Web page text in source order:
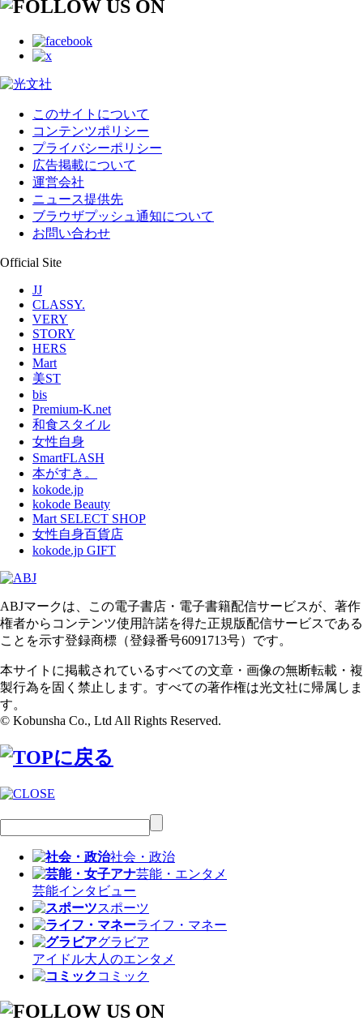
このサイトについて
コンテンツポリシー
プライバシーポリシー
広告掲載について
運営会社
ニュース提供先
ブラウザプッシュ通知について
お問い合わせ
Official Site
JJ
CLASSY.
VERY
STORY
HERS
Mart
美ST
bis
Premium-K.net
和食スタイル
女性自身
SmartFLASH
本がすき。
kokode.jp
kokode Beauty
Mart SELECT SHOP
女性自身百貨店
kokode.jp GIFT
ABJマークは、この電子書店・電子書籍配信サービスが、著作
権者からコンテンツ使用許諾を得た正規版配信サービスである
ことを示す登録商標（登録番号6091713号）です。
本サイトに掲載されているすべての文章・画像の無断転載・複
製行為を固く禁止します。すべての著作権は光文社に帰属しま
す。
© Kobunsha Co., Ltd All Rights Reserved.
社会・政治
芸能・エンタメ
芸能インタビュー
スポーツ
ライフ・マネー
グラビア
アイドル大人のエンタメ
コミック